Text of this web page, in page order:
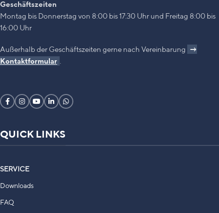
Geschäftszeiten
Montag bis Donnerstag von 8:00 bis 17:30 Uhr und Freitag 8:00 bis
16:00 Uhr
Außerhalb der Geschäftszeiten gerne nach Vereinbarung →
Kontaktformular
QUICK LINKS
SERVICE
Downloads
FAQ